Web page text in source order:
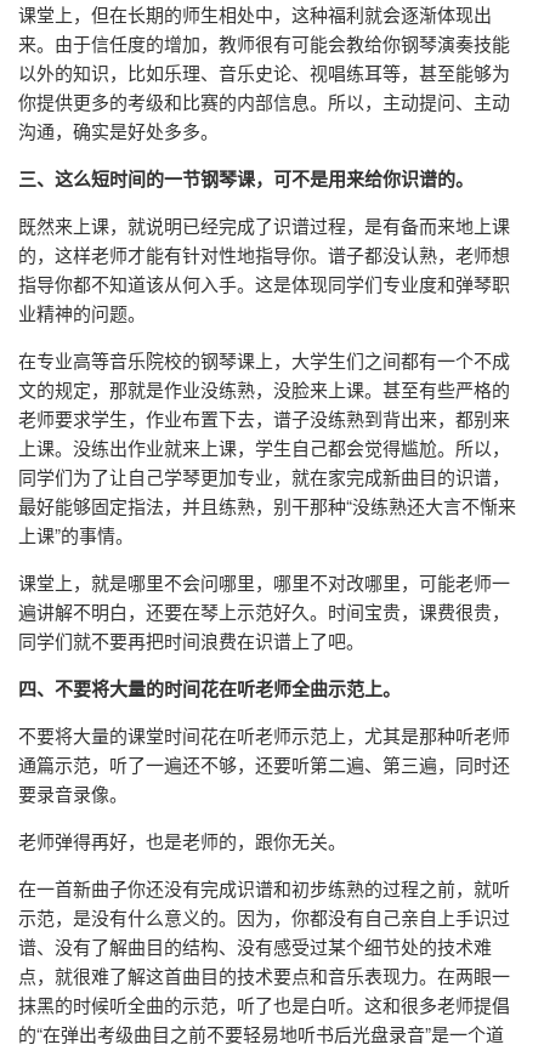
课堂上，但在长期的师生相处中，这种福利就会逐渐体现出
来。由于信任度的增加，教师很有可能会教给你钢琴演奏技能
以外的知识，比如乐理、音乐史论、视唱练耳等，甚至能够为
你提供更多的考级和比赛的内部信息。所以，主动提问、主动
沟通，确实是好处多多。
三、这么短时间的一节钢琴课，可不是用来给你识谱的。
既然来上课，就说明已经完成了识谱过程，是有备而来地上课
的，这样老师才能有针对性地指导你。谱子都没认熟，老师想
指导你都不知道该从何入手。这是体现同学们专业度和弹琴职
业精神的问题。
在专业高等音乐院校的钢琴课上，大学生们之间都有一个不成
文的规定，那就是作业没练熟，没脸来上课。甚至有些严格的
老师要求学生，作业布置下去，谱子没练熟到背出来，都别来
上课。没练出作业就来上课，学生自己都会觉得尴尬。所以，
同学们为了让自己学琴更加专业，就在家完成新曲目的识谱，
最好能够固定指法，并且练熟，别干那种“没练熟还大言不惭来
上课”的事情。
课堂上，就是哪里不会问哪里，哪里不对改哪里，可能老师一
遍讲解不明白，还要在琴上示范好久。时间宝贵，课费很贵，
同学们就不要再把时间浪费在识谱上了吧。
四、不要将大量的时间花在听老师全曲示范上。
不要将大量的课堂时间花在听老师示范上，尤其是那种听老师
通篇示范，听了一遍还不够，还要听第二遍、第三遍，同时还
要录音录像。
老师弹得再好，也是老师的，跟你无关。
在一首新曲子你还没有完成识谱和初步练熟的过程之前，就听
示范，是没有什么意义的。因为，你都没有自己亲自上手识过
谱、没有了解曲目的结构、没有感受过某个细节处的技术难
点，就很难了解这首曲目的技术要点和音乐表现力。在两眼一
抹黑的时候听全曲的示范，听了也是白听。这和很多老师提倡
的“在弹出考级曲目之前不要轻易地听书后光盘录音”是一个道